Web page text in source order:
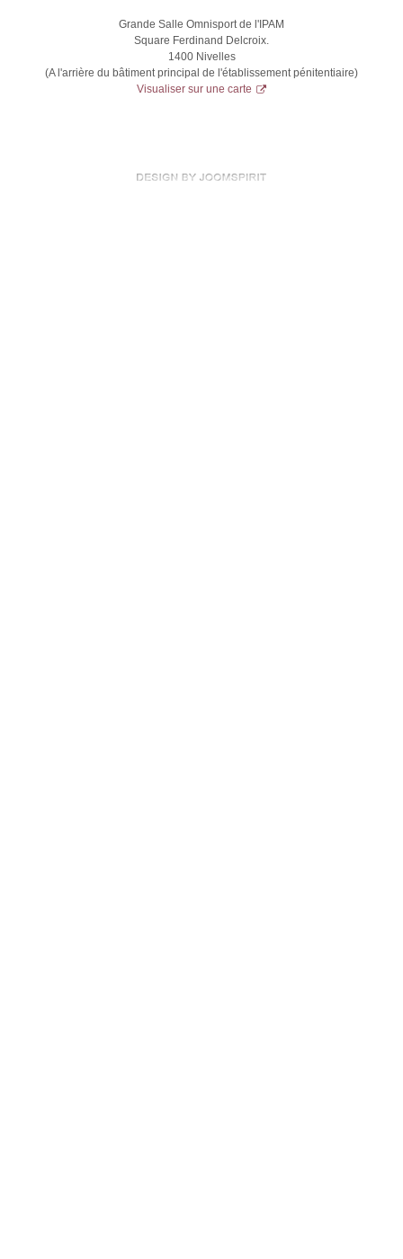
Grande Salle Omnisport de l'IPAM
Square Ferdinand Delcroix.
1400 Nivelles
(A l'arrière du bâtiment principal de l'établissement pénitentiaire)
Visualiser sur une carte